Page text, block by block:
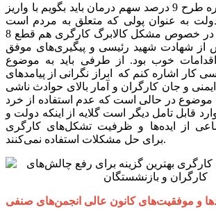
گلپور ادامه داد: درباره طرح 9 درصد سهم درمان باید بگویم با واریز
به عنوان پولی که متعلق به مردم است
مخالفت شدهمچنین در خصوص مشکل کالابرگ کارگری هم قطع 8
از شهادت شهید رئیسی و پیگیری‌های موفق
خوب بود. از طرفی باید به موضوع
اشاره کنم که ابراز نگرانی از پیامدهای
و جان کارگران و آمار بالای حوادث ناشی
موضوع در حالی است که عدم استفاده از خرد
قابل تامل دیگر است گلایه از اینکه دولت و
از ایده‌ها و ظرفیت تشکل‌های کارگری
برای حل مشکلات استفاده نمی‌کنند.
و موفقیت‌های کانون عالی انجمن‌های صنفی